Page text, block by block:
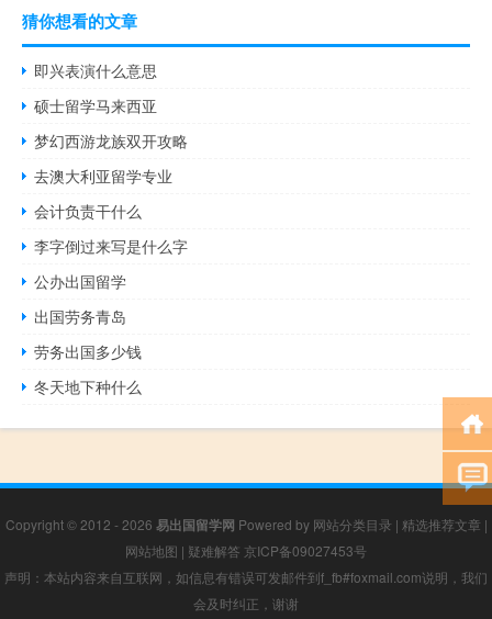
猜你想看的文章
即兴表演什么意思
硕士留学马来西亚
梦幻西游龙族双开攻略
去澳大利亚留学专业
会计负责干什么
李字倒过来写是什么字
公办出国留学
出国劳务青岛
劳务出国多少钱
冬天地下种什么
Copyright © 2012 - 2026 易出国留学网 Powered by 网站分类目录 | 精选推荐文章 |
网站地图 | 疑难解答 京ICP备09027453号
声明：本站内容来自互联网，如信息有错误可发邮件到f_fb#foxmail.com说明，我们
会及时纠正，谢谢